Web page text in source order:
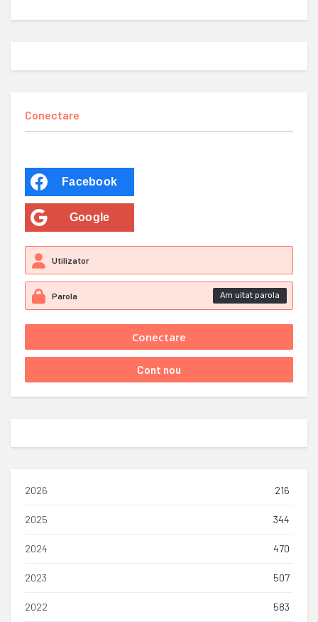
Conectare
Facebook
Google
Am uitat parola
2026 216
2025 344
2024 470
2023 507
2022 583